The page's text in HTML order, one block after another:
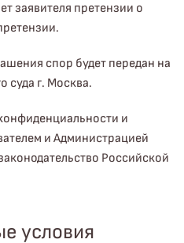
заявителя претензии о
спор будет передан на
суда г. Москва.
и
и Администрацией
Российской
условия